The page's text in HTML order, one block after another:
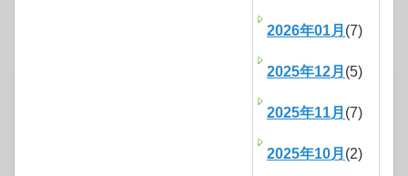
2026年01月 (7)
2025年12月 (5)
2025年11月 (7)
2025年10月 (2)